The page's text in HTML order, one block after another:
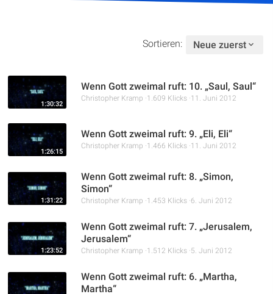
Sortieren: Neue zuerst
1:30:32
Wenn Gott zweimal ruft: 10. „Saul, Saul“
Christopher Kramp 1.609 Klicks 11. Juni 2012
1:26:15
Wenn Gott zweimal ruft: 9. „Eli, Eli“
Christopher Kramp 1.466 Klicks 11. Juni 2012
1:31:22
Wenn Gott zweimal ruft: 8. „Simon,
Simon“
Christopher Kramp 1.453 Klicks 6. Juni 2012
1:23:52
Wenn Gott zweimal ruft: 7. „Jerusalem,
Jerusalem“
Christopher Kramp 1.512 Klicks 5. Juni 2012
Wenn Gott zweimal ruft: 6. „Martha,
Martha“